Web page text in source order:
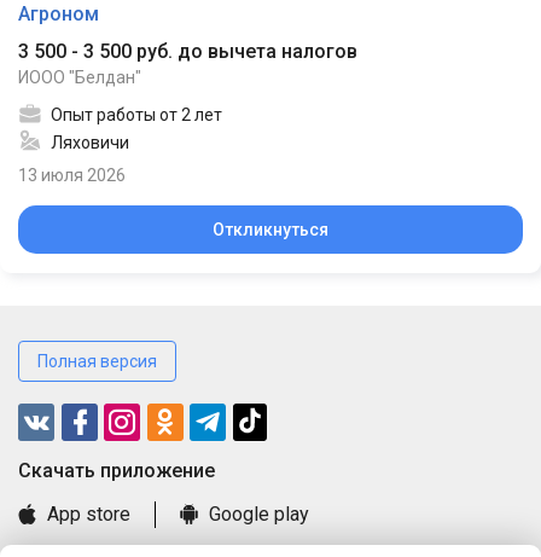
Агроном
3 500 - 3 500 руб. до вычета налогов
ИООО "Белдан"
Опыт работы от 2 лет
Ляховичи
13 июля 2026
Откликнуться
Полная версия
Cкачать приложение
App store
Google play